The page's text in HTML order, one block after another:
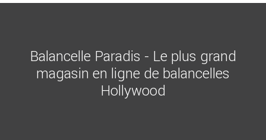
Balancelle Paradis - Le plus grand
magasin en ligne de balancelles
Hollywood